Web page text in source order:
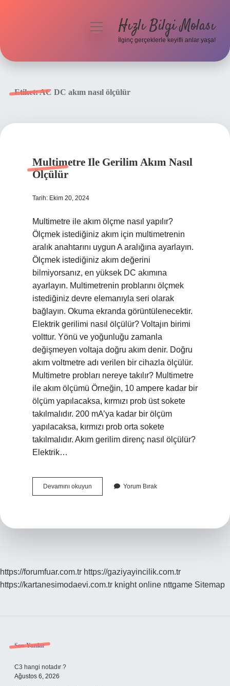
menüyüHızlı Bilgi Molası
İlginç gerçeklerle keyifli anlar yaşa!
Etiket:AC DC akım nasıl ölçülür
Multimetre Ile Gerilim Akım Nasıl
Ölçülür
Tarih: Ekim 20, 2024
Multimetre ile akım ölçme nasıl yapılır?
Ölçmek istediğiniz akım için multimetrenin
aralık anahtarını uygun A aralığına ayarlayın.
Ölçmek istediğiniz akım değerini
bilmiyorsanız, en yüksek DC akımına
ayarlayın. Multimetrenin problarını ölçmek
istediğiniz devre elemanıyla seri olarak
bağlayın. Okuma ekranda görüntülenecektir.
Elektrik gerilimi nasıl ölçülür? Voltajın birimi
volttur. Yönü ve yoğunluğu zamanla
değişmeyen voltaja doğru akım denir. Doğru
akım voltmetre adı verilen bir cihazla ölçülür.
Multimetre probları nereye takılır? Multimetre
ile akım ölçümü Örneğin, 10 ampere kadar bir
ölçüm yapılacaksa, kırmızı prob üst sokete
takılmalıdır. 200 mA’ya kadar bir ölçüm
yapılacaksa, kırmızı prob orta sokete
takılmalıdır. Akım gerilim direnç nasıl ölçülür?
Elektrik…
Devamını okuyun Multimetre
Ile
Yorum Bırak
https://forumfuar.com.tr https://gaziyayincilik.com.tr
https://kartanesimodaevi.com.tr knight online nttgame Sitemap
Sidebar
Son Yazılar
C3 hangi notadır ?
Ağustos 6, 2026